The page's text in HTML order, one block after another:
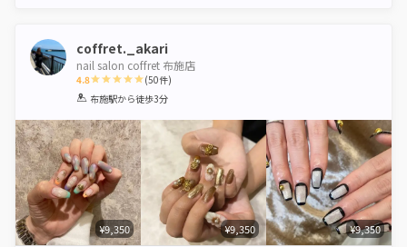
coffret._akari
nail salon coffret 布施店
4.8
1 2 3 4 5
(50件)
布施駅から徒歩3分
¥9,350 ¥9,350 ¥9,350